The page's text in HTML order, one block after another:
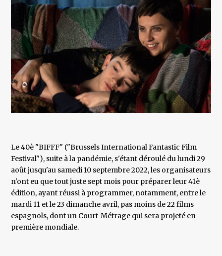
Le 40è "BIFFF" ("Brussels International Fantastic Film
Festival"), suite à la pandémie, s'étant déroulé du lundi 29
août jusqu'au samedi 10 septembre 2022, les organisateurs
n'ont eu que tout juste sept mois pour préparer leur 41è
édition, ayant réussi à programmer, notamment, entre le
mardi 11 et le 23 dimanche avril, pas moins de 22 films
espagnols, dont un Court-Métrage qui sera projeté en
première mondiale.